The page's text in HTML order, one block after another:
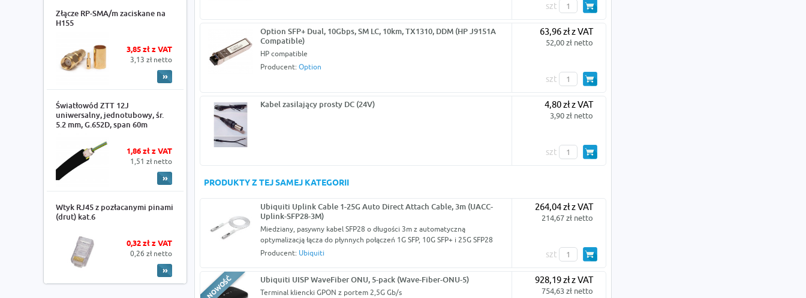
Złącze RP-SMA/m zaciskane na
H155
3,85 zł z VAT
3,13 zł netto
Światłowód ZTT 12J
uniwersalny, jednotubowy, śr.
5.2 mm, G.652D, span 60m
1,86 zł z VAT
1,51 zł netto
Wtyk RJ45 z pozłacanymi pinami
(drut) kat.6
0,32 zł z VAT
0,26 zł netto
szt
Option SFP+ Dual, 10Gbps, SM LC, 10km, TX1310, DDM (HP J9151A
Compatible)
HP compatible
Producent: Option
63,96 zł z VAT
52,00 zł netto
szt
Kabel zasilający prosty DC (24V) 4,80 zł z VAT
3,90 zł netto
szt
PRODUKTY Z TEJ SAMEJ KATEGORII
Ubiquiti Uplink Cable 1-25G Auto Direct Attach Cable, 3m (UACC-
Uplink-SFP28-3M)
Miedziany, pasywny kabel SFP28 o długości 3m z automatyczną
optymalizacją łącza do płynnych połączeń 1G SFP, 10G SFP+ i 25G SFP28
Producent: Ubiquiti
264,04 zł z VAT
214,67 zł netto
szt
Ubiquiti UISP WaveFiber ONU, 5-pack (Wave-Fiber-ONU-5)
Terminal kliencki GPON z portem 2,5G Gb/s
928,19 zł z VAT
754,63 zł netto